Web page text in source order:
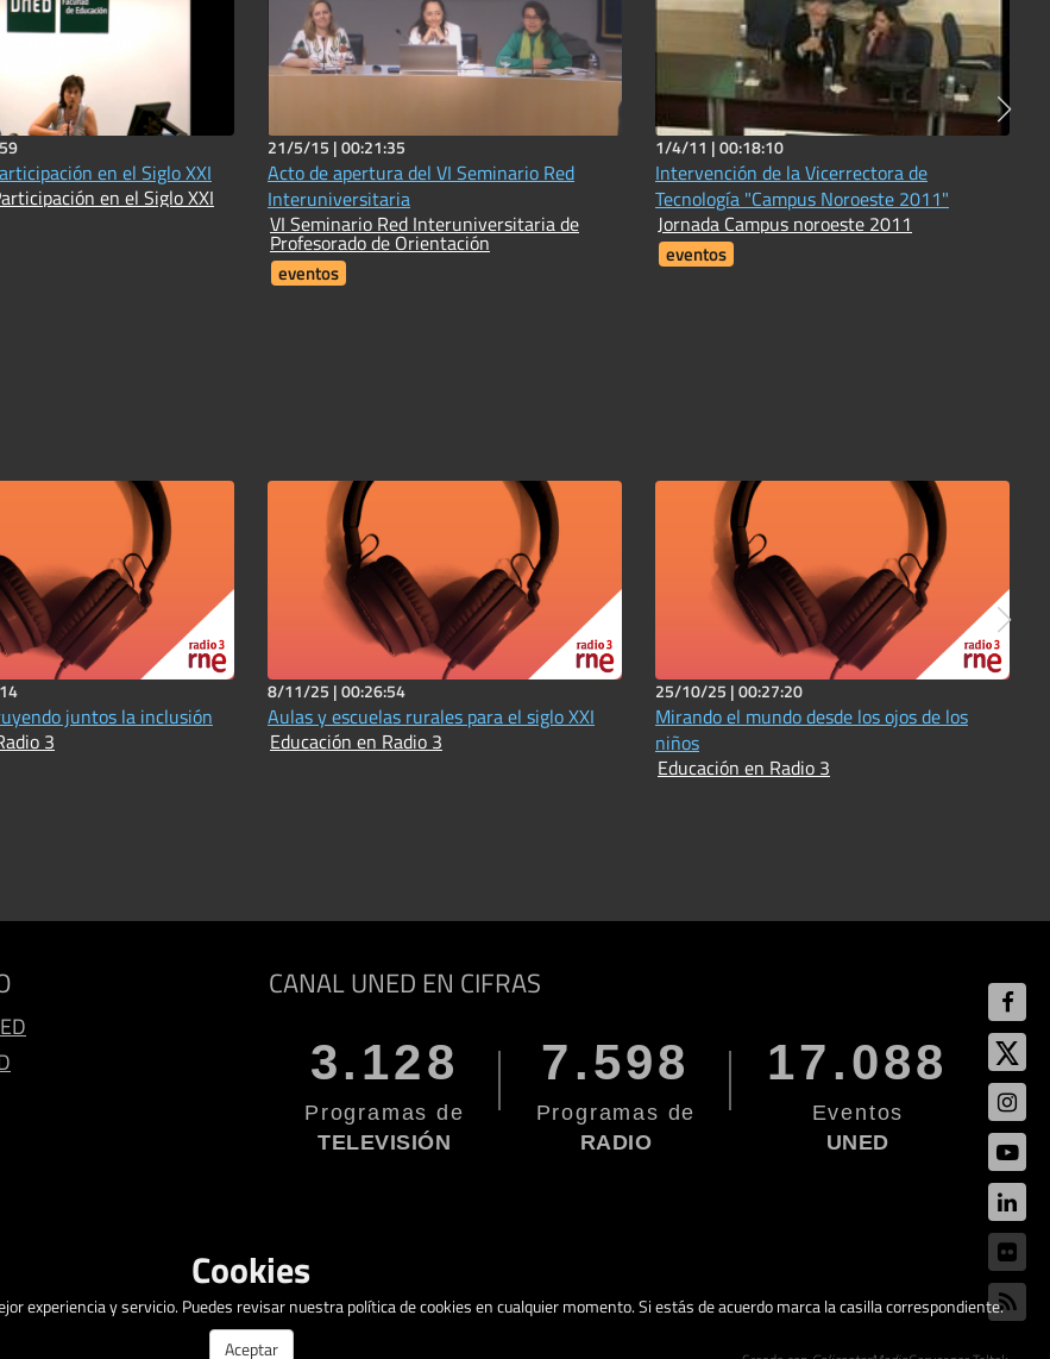
en el Siglo XXI
en el Siglo XXI
21/5/15 |00:21:35
Acto de apertura del VI Seminario Red
Interuniversitaria
VI Seminario Red Interuniversitaria de
Profesorado de Orientación
eventos
1/4/11 |00:18:10
Intervención de la Vicerrectora de
Tecnología "Campus Noroeste 2011"
Jornada Campus noroeste 2011
eventos
juntos la inclusión
3
8/11/25 |00:26:54
Aulas y escuelas rurales para el siglo XXI
Educación en Radio 3
25/10/25 |00:27:20
Mirando el mundo desde los ojos de los
niños
Educación en Radio 3
CANAL UNED EN CIFRAS
3.128
Programas de
TELEVISIÓN
7.598
Programas de
RADIO
17.088
Eventos
UNED
Cookies
experiencia y servicio. Puedes revisar nuestra política de cookies en cualquier momento. Si estás de acuerdo marca la casilla correspondiente.
Aceptar